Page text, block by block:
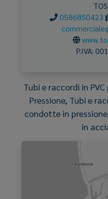
0586850423
P.IVA:
Tubi e raccordi in
Pressione, Tubi e
condotte in
in